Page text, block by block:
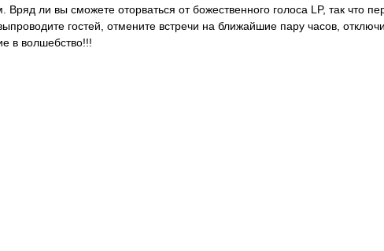
Вряд ли вы сможете оторваться от божественного голоса LP, так что
гостей, отмените встречи на ближайшие пару часов,
в волшебство!!!